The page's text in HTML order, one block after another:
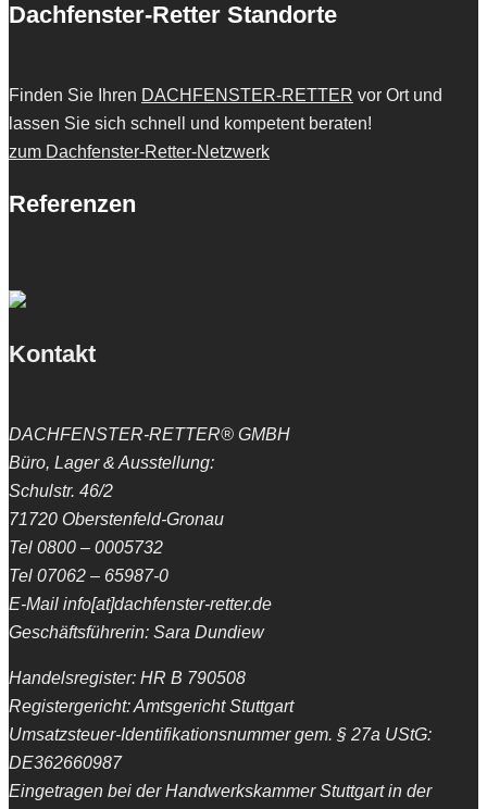
Dachfenster-Retter Standorte
Finden Sie Ihren DACHFENSTER-RETTER vor Ort und
lassen Sie sich schnell und kompetent beraten!
zum Dachfenster-Retter-Netzwerk
Referenzen
Kontakt
DACHFENSTER-RETTER® GMBH
Büro, Lager & Ausstellung:
Schulstr. 46/2
71720 Oberstenfeld-Gronau
Tel 0800 – 0005732
Tel 07062 – 65987-0
E-Mail info[at]dachfenster-retter.de
Geschäftsführerin: Sara Dundiew
Handelsregister: HR B 790508
Registergericht: Amtsgericht Stuttgart
Umsatzsteuer-Identifikationsnummer gem. § 27a UStG:
DE362660987
Eingetragen bei der Handwerkskammer Stuttgart in der